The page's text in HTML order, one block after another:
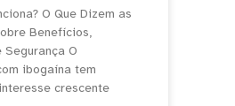
O Que Dizem as
Benefícios,
O
ibogaína tem
crescente